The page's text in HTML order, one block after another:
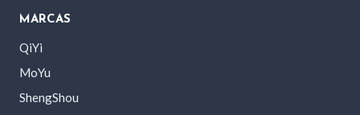
MARCAS
QiYi
MoYu
ShengShou